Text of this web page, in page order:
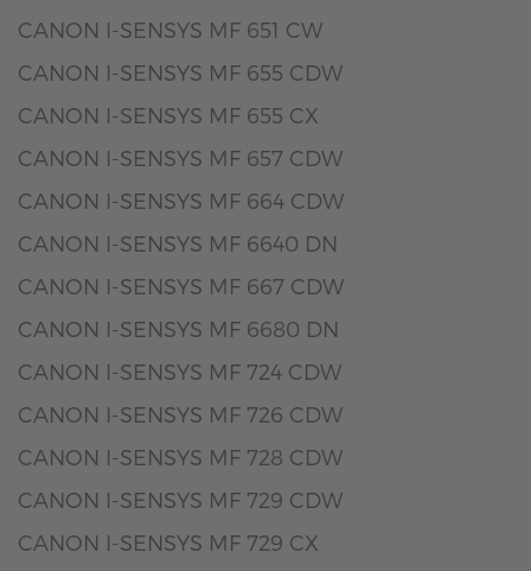
CANON I-SENSYS MF 651 CW
CANON I-SENSYS MF 655 CDW
CANON I-SENSYS MF 655 CX
CANON I-SENSYS MF 657 CDW
CANON I-SENSYS MF 664 CDW
CANON I-SENSYS MF 6640 DN
CANON I-SENSYS MF 667 CDW
CANON I-SENSYS MF 6680 DN
CANON I-SENSYS MF 724 CDW
CANON I-SENSYS MF 726 CDW
CANON I-SENSYS MF 728 CDW
CANON I-SENSYS MF 729 CDW
CANON I-SENSYS MF 729 CX